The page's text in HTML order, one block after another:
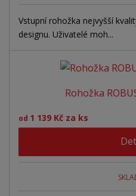
Vstupní rohožka nejvyšší
designu. Uživatelé moh...
Rohožka
od 1 139 Kč za ks